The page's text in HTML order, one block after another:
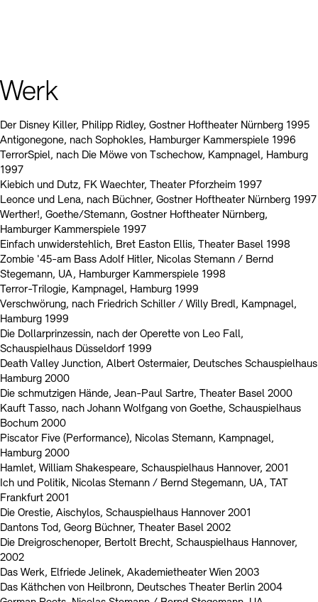
Werk
Der Disney Killer, Philipp Ridley, Gostner Hoftheater Nürnberg 1995
Antigonegone, nach Sophokles, Hamburger Kammerspiele 1996
TerrorSpiel, nach Die Möwe von Tschechow, Kampnagel, Hamburg
1997
Kiebich und Dutz, FK Waechter, Theater Pforzheim 1997
Leonce und Lena, nach Büchner, Gostner Hoftheater Nürnberg 1997
Werther!, Goethe/Stemann, Gostner Hoftheater Nürnberg,
Hamburger Kammerspiele 1997
Einfach unwiderstehlich, Bret Easton Ellis, Theater Basel 1998
Zombie '45-am Bass Adolf Hitler, Nicolas Stemann / Bernd
Stegemann, UA, Hamburger Kammerspiele 1998
Terror-Trilogie, Kampnagel, Hamburg 1999
Verschwörung, nach Friedrich Schiller / Willy Bredl, Kampnagel,
Hamburg 1999
Die Dollarprinzessin, nach der Operette von Leo Fall,
Schauspielhaus Düsseldorf 1999
Death Valley Junction, Albert Ostermaier, Deutsches Schauspielhaus
Hamburg 2000
Die schmutzigen Hände, Jean-Paul Sartre, Theater Basel 2000
Kauft Tasso, nach Johann Wolfgang von Goethe, Schauspielhaus
Bochum 2000
Piscator Five (Performance), Nicolas Stemann, Kampnagel,
Hamburg 2000
Hamlet, William Shakespeare, Schauspielhaus Hannover, 2001
Ich und Politik, Nicolas Stemann / Bernd Stegemann, UA, TAT
Frankfurt 2001
Die Orestie, Aischylos, Schauspielhaus Hannover 2001
Dantons Tod, Georg Büchner, Theater Basel 2002
Die Dreigroschenoper, Bertolt Brecht, Schauspielhaus Hannover,
2002
Das Werk, Elfriede Jelinek, Akademietheater Wien 2003
Das Käthchen von Heilbronn, Deutsches Theater Berlin 2004